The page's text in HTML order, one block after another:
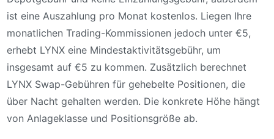
ist eine Auszahlung pro Monat kostenlos. Liegen Ihre
monatlichen Trading-Kommissionen jedoch unter €5,
erhebt LYNX eine Mindestaktivitätsgebühr, um
insgesamt auf €5 zu kommen. Zusätzlich berechnet
LYNX Swap-Gebühren für gehebelte Positionen, die
über Nacht gehalten werden. Die konkrete Höhe hängt
von Anlageklasse und Positionsgröße ab.